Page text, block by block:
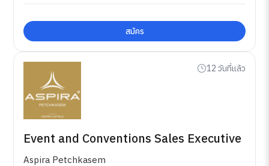
สมัคร
12 วันที่แล้ว
Event and Conventions Sales Executive
Aspira Petchkasem